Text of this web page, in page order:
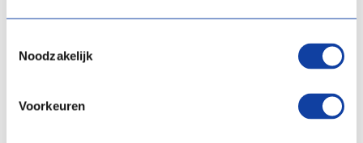
Noodzakelijk
Voorkeuren
Nom de famille